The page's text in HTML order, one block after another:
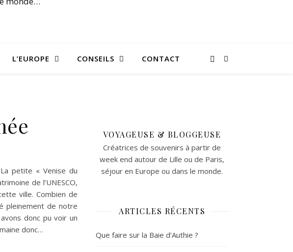
L’EUROPE CONSEILS CONTACT
petite « Venise du
de l’UNESCO,
ville. Combien de
pleinement de notre
donc pu voir un
donc…
VOYAGEUSE & BLOGGEUSE
Créatrices de souvenirs à partir de
week end autour de Lille ou de Paris,
séjour en Europe ou dans le monde.
ARTICLES RÉCENTS
Que faire sur la Baie d’Authie ?